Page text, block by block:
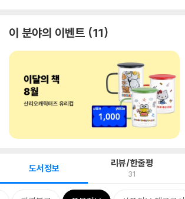
이 분야의 이벤트 11
도서정보 리뷰/한줄평
31